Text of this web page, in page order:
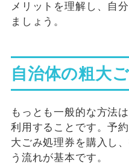
メリットを理解し、自
ましょう。
自治体の粗大
もっとも一般的な方法
利用することです。予
大ごみ処理券を購入し
う流れが基本です。